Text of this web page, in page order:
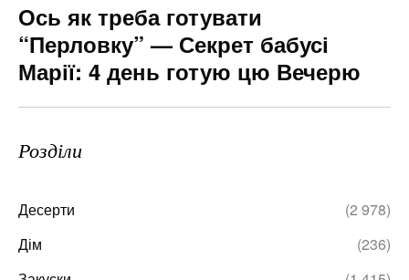
Ось як треба готувати
“Перловку” — Секрет бабусі
Марії: 4 день готую цю Вечерю
Розділи
Десерти
(2 978)
Дім
(236)